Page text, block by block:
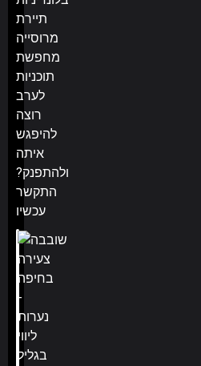
תיירת
מרוסייה
מחפשת
תוכניות
לערב
רוצה
להיפגש
איתה
ולהתפנק?
התקשר
עכשיו